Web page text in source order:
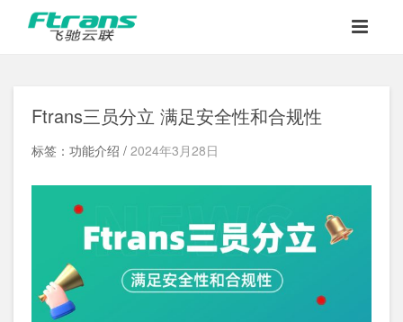
Ftrans三员分立 满足安全性和合规性
标签：功能介绍 / 2024年3月28日